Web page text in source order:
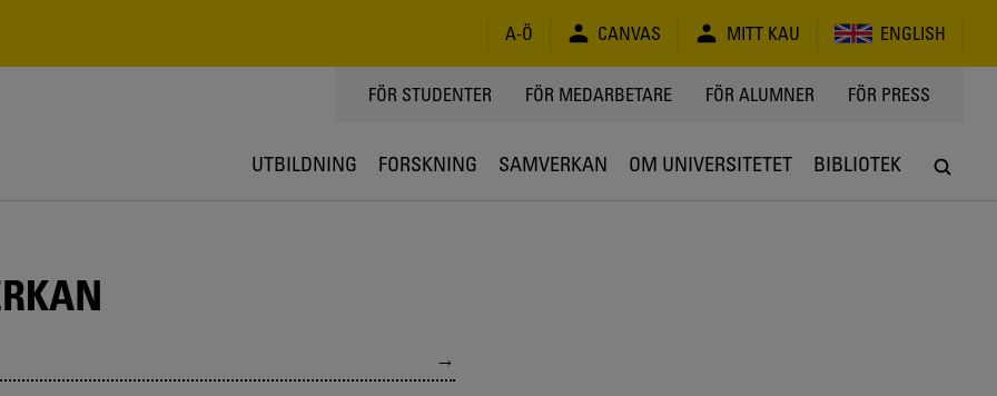
A-Ö CANVAS MITT KAU ENGLISH
TOPPMENY
FÖR STUDENTER FÖR MEDARBETARE FÖR ALUMNER FÖR PRESS
UTBILDNING FORSKNING SAMVERKAN OM UNIVERSITETET BIBLIOTEK